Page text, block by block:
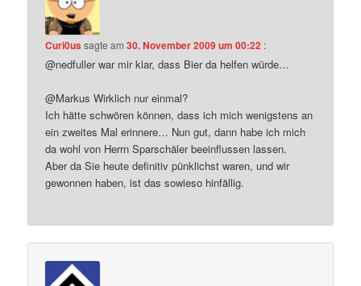
Curi0us sagte am30. November 2009 um 00:22 :
@nedfuller war mir klar, dass Bier da helfen würde…
@Markus Wirklich nur einmal?
Ich hätte schwören können, dass ich mich wenigstens an
ein zweites Mal erinnere… Nun gut, dann habe ich mich
da wohl von Herrn Sparschäler beeinflussen lassen.
Aber da Sie heute definitiv pünklichst waren, und wir
gewonnen haben, ist das sowieso hinfällig.